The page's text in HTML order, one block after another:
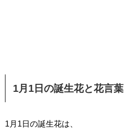
1月1日の誕生花と花言葉
1月1日の誕生花は、